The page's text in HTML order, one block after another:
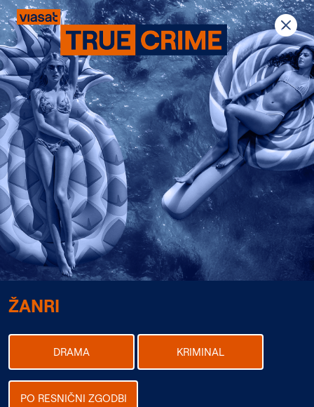
Previous Next
ŽANRI
DRAMA KRIMINAL
PO RESNIČNI ZGODBI